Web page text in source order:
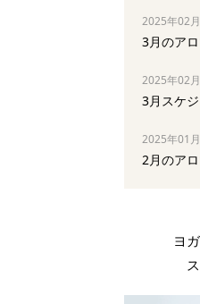
2025年02
3月のア
2025年02
3月スケ
2025年01
2月のア
ヨ